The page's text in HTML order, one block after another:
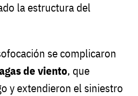
la estructura del
se complicaron
de viento, que
y extendieron el siniestro